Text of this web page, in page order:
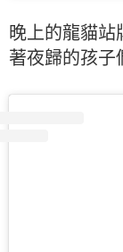
晚上的龍貓
著夜歸的孩子